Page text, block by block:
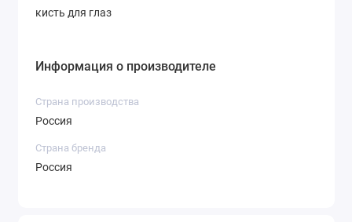
кисть для глаз
Информация о производителе
Страна производства
Россия
Страна бренда
Россия